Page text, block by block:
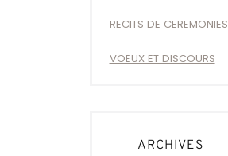
RECITS DE CEREMONIES
VOEUX ET DISCOURS
ARCHIVES